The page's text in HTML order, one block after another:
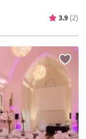
3.9 (2)